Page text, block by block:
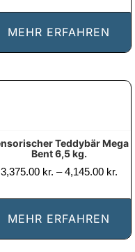
MEHR ERFAHREN
Teddybär Mega
Bent 6,5 kg.
3,375.00 kr. –4,145.00 kr.
MEHR ERFAHREN